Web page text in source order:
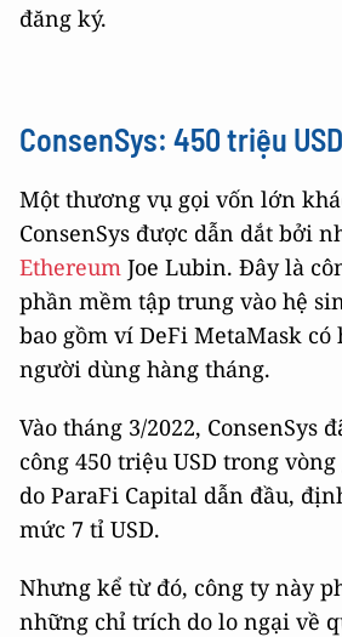
đăng ký.
ConsenSys: 450 triệu USD
Một thương vụ gọi vốn lớn
ConsenSys được dẫn dắt bởi
Ethereum Joe Lubin. Đây là
phần mềm tập trung vào hệ
bao gồm ví DeFi MetaMask
người dùng hàng tháng.
Vào tháng 3/2022, ConsenSys
công 450 triệu USD trong
do ParaFi Capital dẫn đầu,
mức 7 tỉ USD.
Nhưng kể từ đó, công ty này
những chỉ trích do lo ngại về